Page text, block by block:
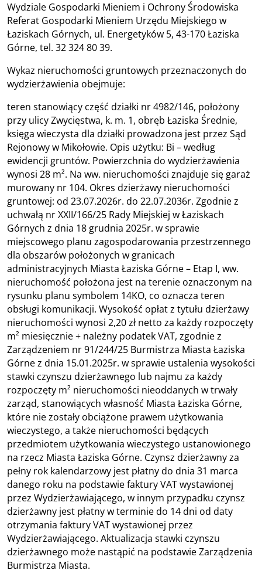
Wydziale Gospodarki Mieniem i Ochrony Środowiska
Referat Gospodarki Mieniem Urzędu Miejskiego w
Łaziskach Górnych, ul. Energetyków 5, 43-170 Łaziska
Górne, tel. 32 324 80 39.
Wykaz nieruchomości gruntowych przeznaczonych do
wydzierżawienia obejmuje:
teren stanowiący część działki nr 4982/146, położony
przy ulicy Zwycięstwa, k. m. 1, obręb Łaziska Średnie,
księga wieczysta dla działki prowadzona jest przez Sąd
Rejonowy w Mikołowie. Opis użytku: Bi – według
ewidencji gruntów. Powierzchnia do wydzierżawienia
wynosi 28 m². Na ww. nieruchomości znajduje się garaż
murowany nr 104. Okres dzierżawy nieruchomości
gruntowej: od 23.07.2026r. do 22.07.2036r. Zgodnie z
uchwałą nr XXII/166/25 Rady Miejskiej w Łaziskach
Górnych z dnia 18 grudnia 2025r. w sprawie
miejscowego planu zagospodarowania przestrzennego
dla obszarów położonych w granicach
administracyjnych Miasta Łaziska Górne – Etap I, ww.
nieruchomość położona jest na terenie oznaczonym na
rysunku planu symbolem 14KO, co oznacza teren
obsługi komunikacji. Wysokość opłat z tytułu dzierżawy
nieruchomości wynosi 2,20 zł netto za każdy rozpoczęty
m² miesięcznie + należny podatek VAT, zgodnie z
Zarządzeniem nr 91/244/25 Burmistrza Miasta Łaziska
Górne z dnia 15.01.2025r. w sprawie ustalenia wysokości
stawki czynszu dzierżawnego lub najmu za każdy
rozpoczęty m² nieruchomości nieoddanych w trwały
zarząd, stanowiących własność Miasta Łaziska Górne,
które nie zostały obciążone prawem użytkowania
wieczystego, a także nieruchomości będących
przedmiotem użytkowania wieczystego ustanowionego
na rzecz Miasta Łaziska Górne. Czynsz dzierżawny za
pełny rok kalendarzowy jest płatny do dnia 31 marca
danego roku na podstawie faktury VAT wystawionej
przez Wydzierżawiającego, w innym przypadku czynsz
dzierżawny jest płatny w terminie do 14 dni od daty
otrzymania faktury VAT wystawionej przez
Wydzierżawiającego. Aktualizacja stawki czynszu
dzierżawnego może nastąpić na podstawie Zarządzenia
Burmistrza Miasta.